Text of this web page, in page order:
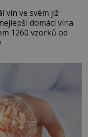
vín ve svém již
domácí vína.
1260 vzorků od